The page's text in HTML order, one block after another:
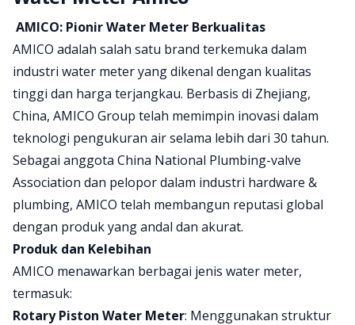
Brand information
AMICO: Pionir Water Meter Berkualitas
AMICO adalah salah satu brand terkemuka dalam
industri water meter yang dikenal dengan kualitas
tinggi dan harga terjangkau. Berbasis di Zhejiang,
China, AMICO Group telah memimpin inovasi dalam
teknologi pengukuran air selama lebih dari 30 tahun.
Sebagai anggota China National Plumbing-valve
Association dan pelopor dalam industri hardware &
plumbing, AMICO telah membangun reputasi global
dengan produk yang andal dan akurat.
Produk dan Kelebihan
AMICO menawarkan berbagai jenis water meter,
termasuk:
Rotary Piston Water Meter: Menggunakan struktur